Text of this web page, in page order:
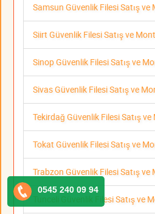
Samsun Güvenlik Filesi Satış ve
Siirt Güvenlik Filesi Satış ve
Sinop Güvenlik Filesi Satış ve
Sivas Güvenlik Filesi Satış ve
Tekirdağ Güvenlik Filesi Satış
Tokat Güvenlik Filesi Satış ve
Trabzon Güvenlik Filesi Satış ve
Tunceli Güvenlik Filesi Satış ve
0545 240 09 94